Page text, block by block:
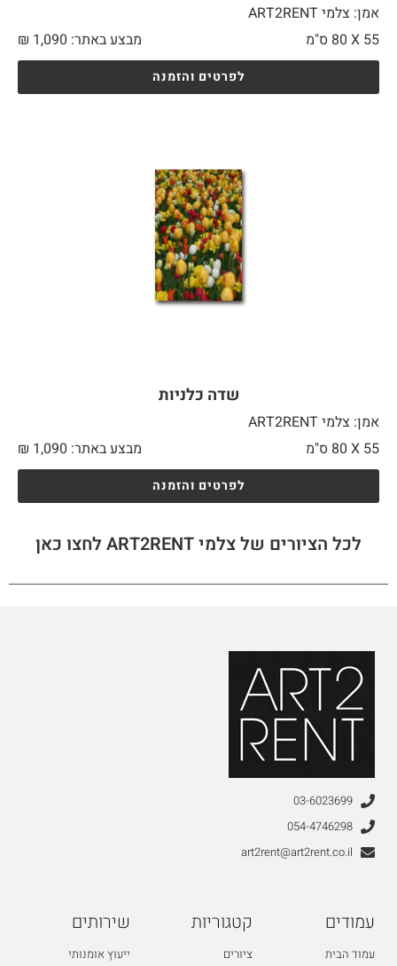
אמן: צלמי ART2RENT
55 X
מבצע באתר: ₪ 1,090
לפרטים והזמנה
שדה כלניות
אמן: צלמי ART2RENT
55 X
מבצע באתר: ₪ 1,090
לפרטים והזמנה
לכל הציורים של צלמי ART2RENT לחצו כאן
03-6023699
054-4746298
art2rent@art2rent.co.il
עמודים
עמוד הבית
קטגוריות
ציורים
שירותים
ייעוץ אומנותי